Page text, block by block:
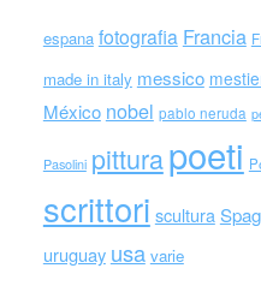
espana fotografia Francia
made in italy messico
México nobel pablo neruda
Pasolini pitturapoeti
scrittori scultura
uruguay usa varie